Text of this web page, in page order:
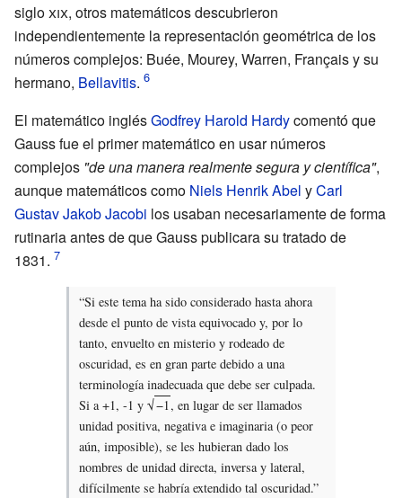
sigloxix, otros matemáticos descubrieron
independientemente la representación geométrica de los
números complejos: Buée, Mourey, Warren, Françaisy su
hermano, Bellavitis.
El matemático inglésGodfrey Harold Hardycomentó que
Gauss fue el primer matemático en usar números
complejos "de una manera realmente segura y científica",
aunque matemáticos como Niels Henrik Abel yCarl
Gustav Jakob Jacobi los usaban necesariamente de forma
rutinaria antes de que Gauss publicara su tratado de
1831.
“Si este tema ha sido considerado hasta ahora
desde el punto de vista equivocado y, por lo
tanto, envuelto en misterio y rodeado de
oscuridad, es en gran parte debido a una
terminología inadecuada que debe ser culpada.
Si a +1, -1 y√−1, en lugar de ser llamados
unidad positiva, negativa e imaginaria (o peor
aún, imposible), se les hubieran dado los
nombres de unidad directa, inversa y lateral,
difícilmente se habría extendido tal oscuridad.”